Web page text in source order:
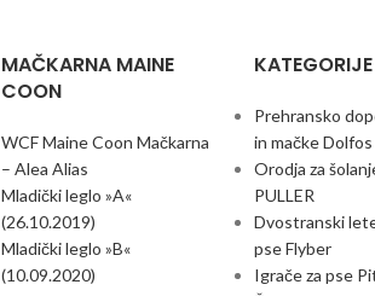
MAČKARNA MAINE
COON
WCF Maine Coon Mačkarna
– Alea Alias
Mladički leglo »A«
(26.10.2019)
Mladički leglo »B«
(10.09.2020)
KATEGORIJE
Prehransko
in mačke
Orodja za
PULLER
Dvostranski
pse Flyber
Igrače za pse